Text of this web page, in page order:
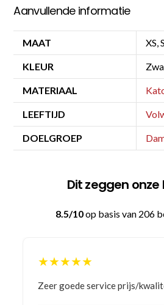
Aanvullende informatie
MAAT XS,
KLEUR
MATERIAAL
LEEFTIJD
DOELGROEP
Dit zeggen
8.5/10op basis van 206
★★★★★
Bestelling gedaan vanwege